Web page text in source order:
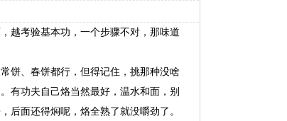
越考验基本功，一个步骤不对，那味道
饼、春饼都行，但得记住，挑那种没啥
有功夫自己烙当然最好，温水和面，别
后面还得焖呢，烙全熟了就没嚼劲了。